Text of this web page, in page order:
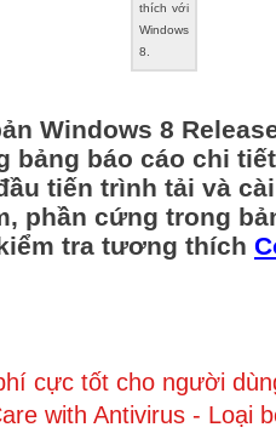
thích với
Windows
8.
Windows 8
bảng báo cáo chi
tiến trình tải và
phần cứng trong
tra tương thích
cực tốt cho người
with Antivirus - Loại